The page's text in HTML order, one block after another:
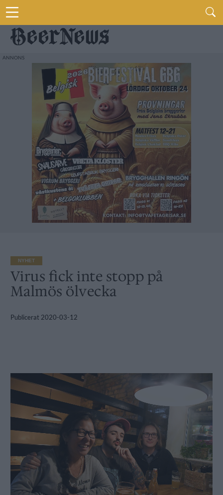
NYHET
Virus fick inte stopp på
Malmös ölvecka
Publicerat 2020-03-12